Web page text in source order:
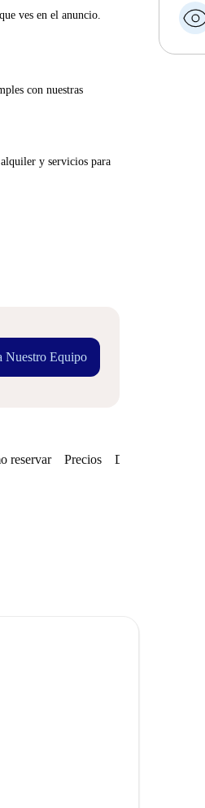
ves en el anuncio.
con nuestras
y servicios para
Nuestro Equipo
reservar Precios Disponibilidades